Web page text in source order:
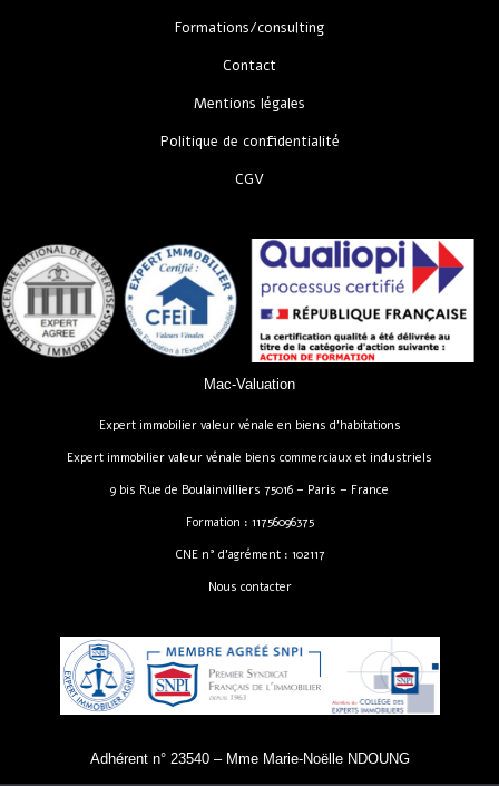
Formations/consulting
Contact
Mentions légales
Politique de confidentialité
CGV
Mac-Valuation
Expert immobilier valeur vénale en biens d’habitations
Expert immobilier valeur vénale biens commerciaux et industriels
9 bis Rue de Boulainvilliers 75016 – Paris – France
Formation : 11756096375
CNE n° d’agrément : 102117
Nous contacter
Adhérent n° 23540 – Mme Marie-Noëlle NDOUNG